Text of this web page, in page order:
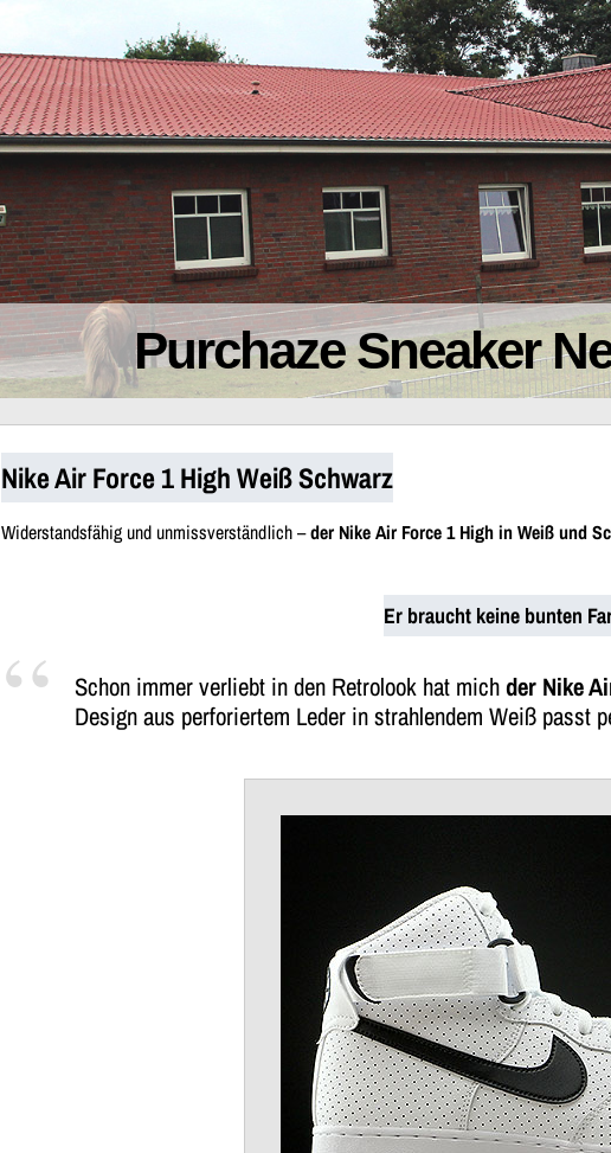
Purchaze Sneaker
Nike Air Force 1 High Weiß Schwarz
Widerstandsfähig und unmissverständlich –der Nike Air Force 1 High in Weiß und
Er braucht keine bunten
Schon immer verliebt in den Retrolook hat michder Nike
Design aus perforiertem Leder in strahlendem Weiß passt